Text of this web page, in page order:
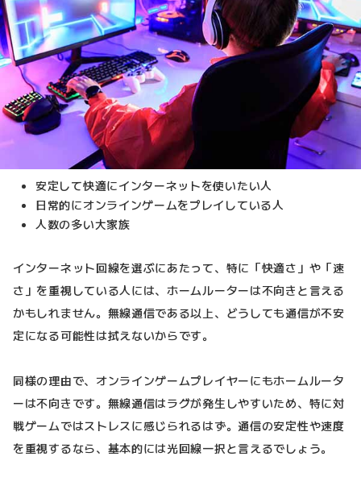
安定して快適にインターネットを使いたい人
日常的にオンラインゲームをプレイしている人
人数の多い大家族
インターネット回線を選ぶにあたって、特に「快適さ」や「速
さ」を重視している人には、ホームルーターは不向きと言える
かもしれません。無線通信である以上、どうしても通信が不安
定になる可能性は拭えないからです。
同様の理由で、オンラインゲームプレイヤーにもホームルータ
ーは不向きです。無線通信はラグが発生しやすいため、特に対
戦ゲームではストレスに感じられるはず。通信の安定性や速度
を重視するなら、基本的には光回線一択と言えるでしょう。